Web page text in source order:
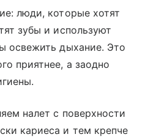
люди, которые хотят
зубы и используют
освежить дыхание. Это
приятнее, а заодно
налет с поверхности
кариеса и тем крепче